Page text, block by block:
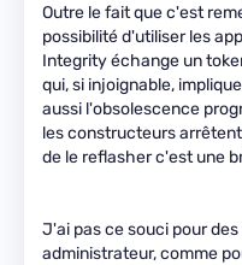
Outre le fait que c'est
possibilité d'utiliser les
Integrity échange un
qui, si injoignable,
aussi l'obsolescence
les constructeurs
de le reflasher c'est une
J'ai pas ce souci pour
administrateur, comme